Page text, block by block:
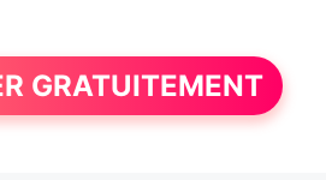
GRATUITEMENT